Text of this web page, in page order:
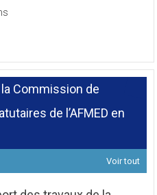
Commission de
de l’AFMED en
Voir tout